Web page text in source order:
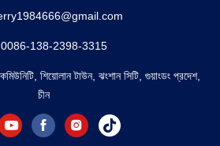
0086-138-2398-3315
শিয়োলান টাউন, ঝংশান সিটি, গুয়াংডং প্রদেশ,
চীন